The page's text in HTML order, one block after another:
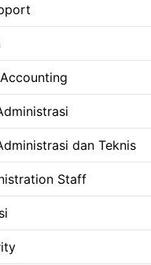
dan Teknis
Staff